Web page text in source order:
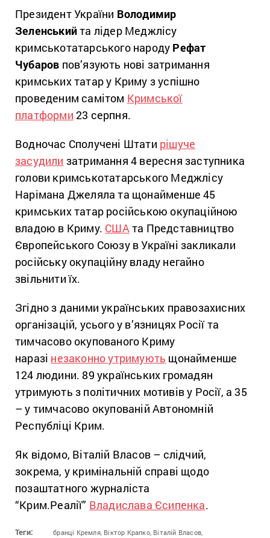
Президент України Володимир
Зеленськийта лідер Меджлісу
кримськотатарського народу Рефат
Чубаров пов’язують нові затримання
кримських татар у Криму з успішно
проведеним самітом Кримської
платформи 23 серпня.
Водночас Сполучені Штати рішуче
засудили затримання 4 вересня заступника
голови кримськотатарського Меджлісу
Нарімана Джеляла та щонайменше 45
кримських татар російською окупаційною
владою в Криму. СШАта Представництво
Європейського Союзу в Україні закликали
російську окупаційну владу негайно
звільнити їх.
Згідно з даними українських правозахисних
організацій, усього у в’язницях Росії та
тимчасово окупованого Криму
наразі незаконно утримують щонайменше
124 людини. 89 українських громадян
утримують з політичних мотивів у Росії, а 35
– у тимчасово окупованій Автономній
Республіці Крим.
Як відомо, Віталій Власов – слідчий,
зокрема, у кримінальній справі щодо
позаштатного журналіста
“Крим.Реалії” Владислава Єсипенка.
Теги: бранці Кремля, Віктор Крапко, Віталій Власов,